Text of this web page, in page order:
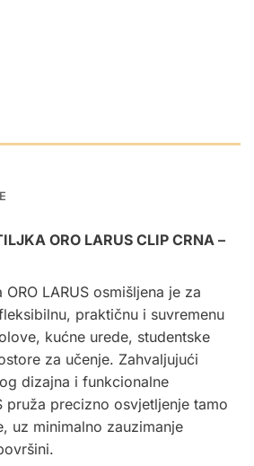
ORO LARUS CLIP CRNA –
ORO LARUS osmišljena je za
praktičnu i suvremenu
kućne urede, studentske
za učenje. Zahvaljujući
dizajna i funkcionalne
pruža precizno osvjetljenje tamo
uz minimalno zauzimanje